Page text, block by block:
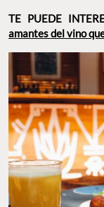
TE PUEDE
amantes del vino